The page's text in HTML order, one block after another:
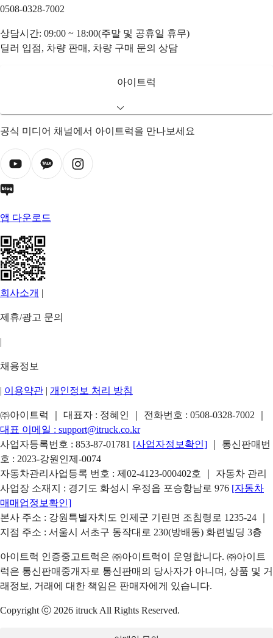
0508-0328-7002
상담시간: 09:00 ~ 18:00(주말 및 공휴일 휴무)
딜러 입점, 차량 판매, 차량 구매 문의 상담
아이트럭
공식 미디어 채널에서 아이트럭을 만나보세요
앱 다운로드
회사소개 |
제휴/광고 문의
|
채용정보
| 이용약관 | 개인정보 처리 방침
㈜아이트럭 ｜ 대표자 : 정혜인 ｜ 전화번호 : 0508-0328-7002
대표 이메일 : support@itruck.co.kr
사업자등록번호 : 853-87-01781 [사업자정보확인]
｜ 통신판매번
호 : 2023-강원인제-0074
자동차관리사업등록 번호 : 제02-4123-000402호 ｜ 자동차 관리
사업장 소재지 : 경기도 화성시 우정읍 포승항남로 976 [자동차
매매업정보확인]
본사 주소 : 강원특별자치도 인제군 기린면 조침령로 1235-24 ｜
지점 주소 : 서울시 서초구 동작대로 230(방배동) 화련빌딩 3층
아이트럭 인증중고트럭은 ㈜아이트럭이 운영합니다. ㈜아이트
럭은 통신판매중개자로 통신판매의 당사자가 아니며, 상품 및 거
래정보, 거래에 대한 책임은 판매자에게 있습니다.
Copyright ⓒ 2026 itruck All Rights Reserved.